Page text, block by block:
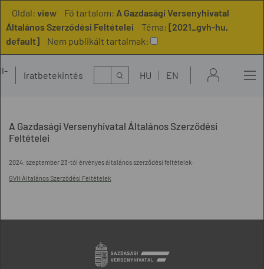
Oldal: view Fő tartalom: A Gazdasági Versenyhivatal
Általános Szerződési Feltételei
Téma: [2021_gvh-hu,
default]
Nem publikált tartalmak:
Iratbetekintés Kereső HU EN
A Gazdasági Versenyhivatal Általános Szerződési
Feltételei
2024. szeptember 23-tól érvényes általános szerződési feltételek:
GVH Általános Szerződési Feltételek